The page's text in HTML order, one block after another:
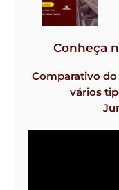
Conheça
Comparativo
vários